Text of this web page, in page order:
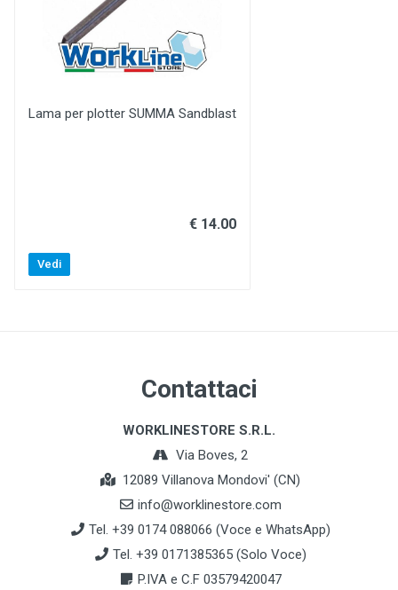
Lama per plotter SUMMA Sandblast
€ 14.00
Vedi
Contattaci
WORKLINESTORE S.R.L.
Via Boves, 2
12089 Villanova Mondovi' (CN)
info@worklinestore.com
Tel. +39 0174 088066 (Voce e WhatsApp)
Tel. +39 0171385365 (Solo Voce)
P.IVA e C.F 03579420047